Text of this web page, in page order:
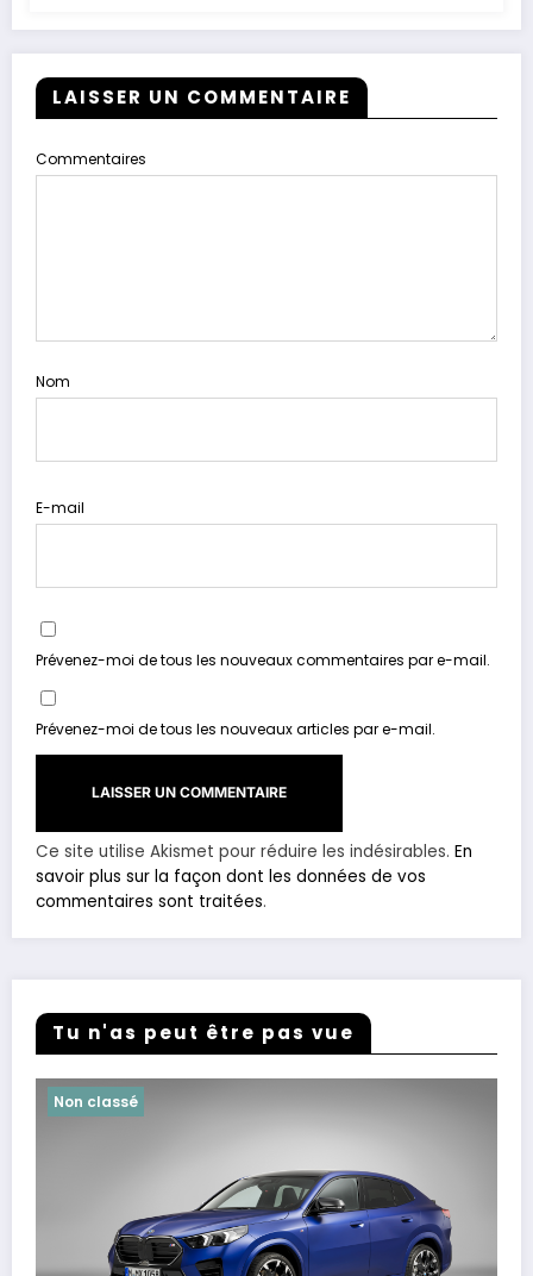
LAISSER UN COMMENTAIRE
Commentaires
Nom
E-mail
Prévenez-moi de tous les nouveaux commentaires par e-mail.
Prévenez-moi de tous les nouveaux articles par e-mail.
Ce site utilise Akismet pour réduire les indésirables. En
savoir plus sur la façon dont les données de vos
commentaires sont traitées.
Tu n'as peut être pas vue
Non classé